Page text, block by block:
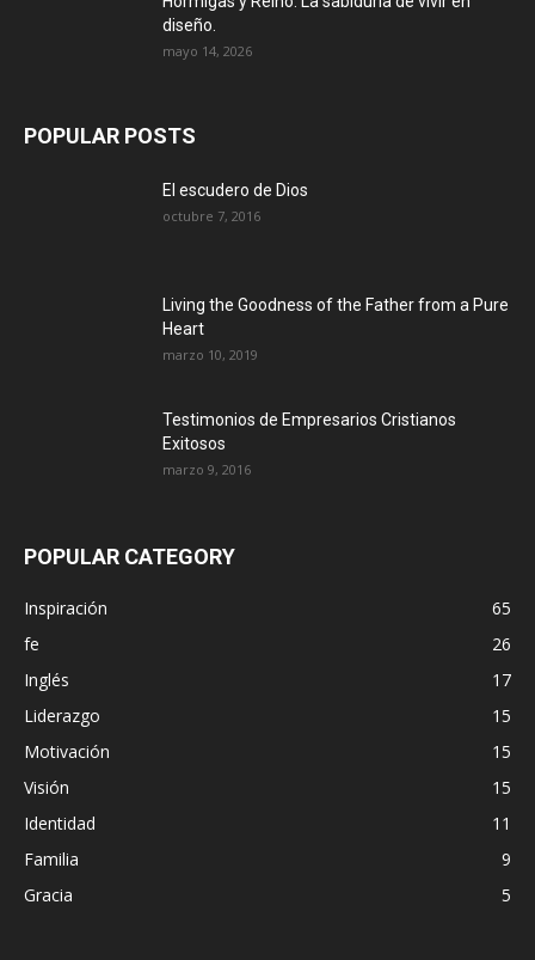
diseño.
mayo 14, 2026
POPULAR POSTS
El escudero de Dios
octubre 7, 2016
Living the Goodness of the Father from a Pure
Heart
marzo 10, 2019
Testimonios de Empresarios Cristianos
Exitosos
marzo 9, 2016
POPULAR CATEGORY
Inspiración
65
fe
26
Inglés
17
Liderazgo
15
Motivación
15
Visión
15
Identidad
11
Familia
9
Gracia
5